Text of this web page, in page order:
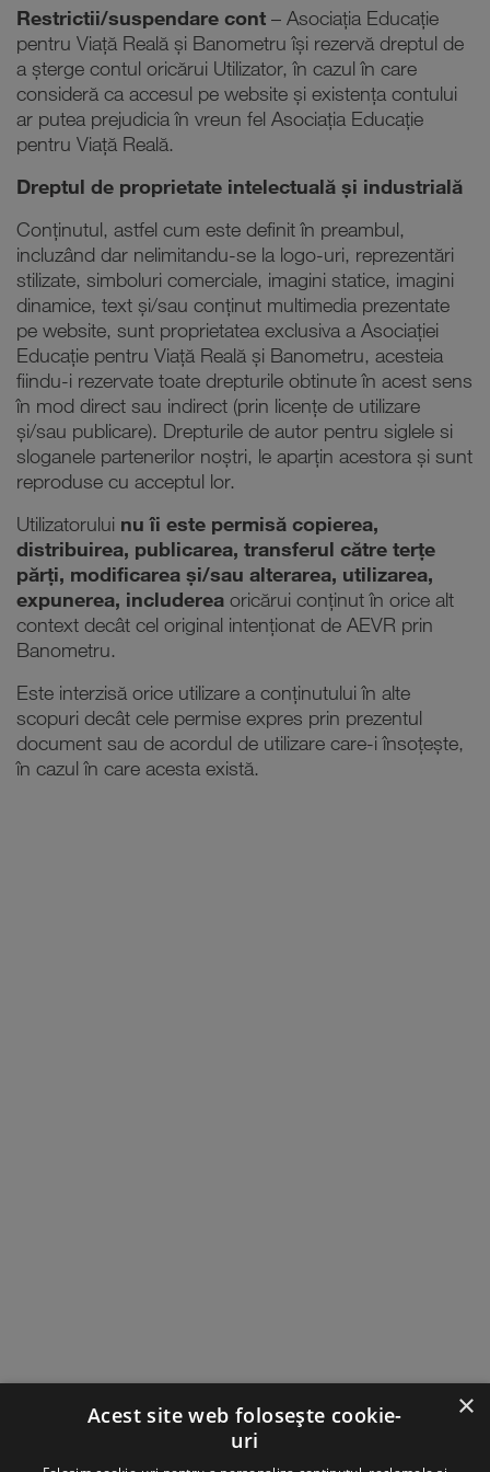
Restrictii/suspendare cont – Asociaţia Educaţie
pentru Viaţă Reală și Banometru își rezervă dreptul de
a șterge contul oricărui Utilizator, în cazul în care
consideră ca accesul pe website și existența contului
ar putea prejudicia în vreun fel Asociaţia Educaţie
pentru Viaţă Reală.
Dreptul de proprietate intelectuală și industrială
Conținutul, astfel cum este definit în preambul,
incluzând dar nelimitandu-se la logo-uri, reprezentări
stilizate, simboluri comerciale, imagini statice, imagini
dinamice, text și/sau conținut multimedia prezentate
pe website, sunt proprietatea exclusiva a Asociaţiei
Educaţie pentru Viaţă Reală și Banometru, acesteia
fiindu-i rezervate toate drepturile obtinute în acest sens
în mod direct sau indirect (prin licențe de utilizare
și/sau publicare). Drepturile de autor pentru siglele si
sloganele partenerilor noștri, le aparțin acestora și sunt
reproduse cu acceptul lor.
Utilizatorului nu îi este permisă copierea,
distribuirea, publicarea, transferul către terțe
părți, modificarea și/sau alterarea, utilizarea,
expunerea, includerea oricărui conținut în orice alt
context decât cel original intenționat de AEVR prin
Banometru.
Este interzisă orice utilizare a conținutului în alte
scopuri decât cele permise expres prin prezentul
document sau de acordul de utilizare care-i însoțește,
în cazul în care acesta există.
Implementatori
×
Acest site web folosește cookie-
uri